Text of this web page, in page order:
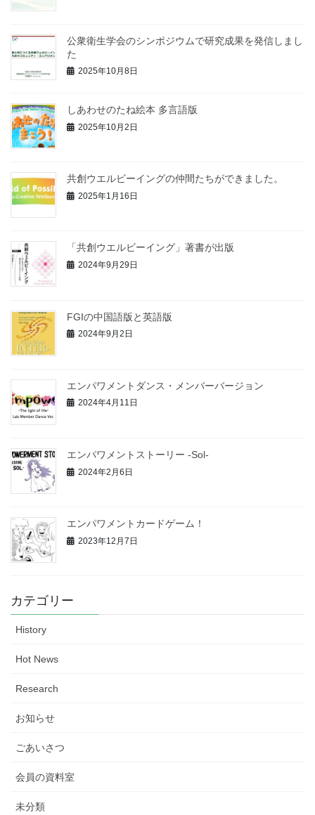
公衆衛生学会のシンポジウムで研究成果を発信しまし
た
2025年10月8日
しあわせのたね絵本 多言語版
2025年10月2日
共創ウエルビーイングの仲間たちができました。
2025年1月16日
「共創ウエルビーイング」著書が出版
2024年9月29日
FGIの中国語版と英語版
2024年9月2日
エンパワメントダンス・メンバーバージョン
2024年4月11日
エンパワメントストーリー -Sol‐
2024年2月6日
エンパワメントカードゲーム！
2023年12月7日
カテゴリー
History
Hot News
Research
お知らせ
ごあいさつ
会員の資料室
未分類